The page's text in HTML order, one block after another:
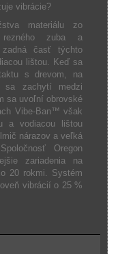
vibrácie?
materiálu zo
zuba a
zadná časť týchto
lištou. Keď sa
s drevom, na
sa zachytí medzi
sa uvoľní obrovské
Vibe-Ban™ však
a vodiacou lištou
nárazov a veľká
Oregon
zariadenia na
20 rokmi. Systém
vibrácií o 25 %